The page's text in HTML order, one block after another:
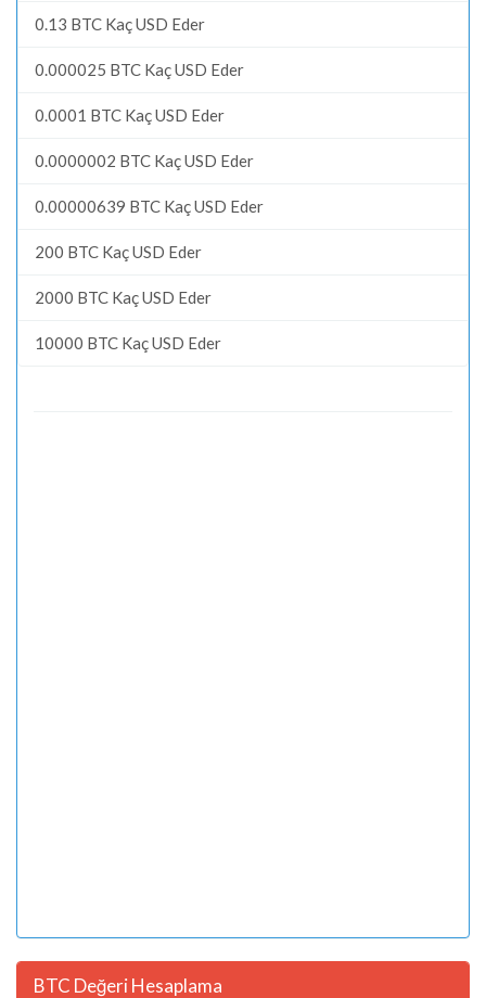
0.13 BTC Kaç USD Eder
0.000025 BTC Kaç USD Eder
0.0001 BTC Kaç USD Eder
0.0000002 BTC Kaç USD Eder
0.00000639 BTC Kaç USD Eder
200 BTC Kaç USD Eder
2000 BTC Kaç USD Eder
10000 BTC Kaç USD Eder
BTC Değeri Hesaplama